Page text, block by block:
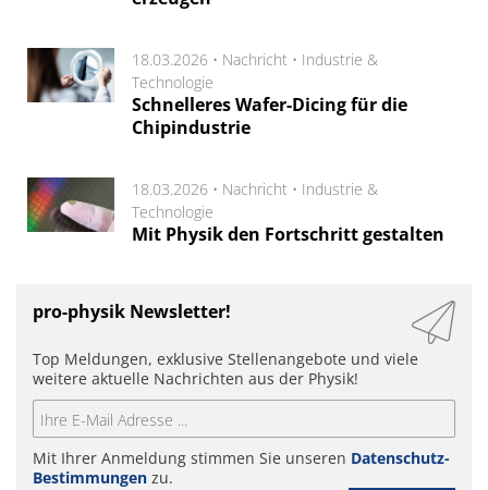
18.03.2026 • Nachricht • Industrie &
Technologie
Schnelleres Wafer-Dicing für die
Chipindustrie
18.03.2026 • Nachricht • Industrie &
Technologie
Mit Physik den Fortschritt gestalten
pro-physik Newsletter!
Top Meldungen, exklusive Stellenangebote und viele
weitere aktuelle Nachrichten aus der Physik!
Mit Ihrer Anmeldung stimmen Sie unseren Datenschutz-
Bestimmungen zu.